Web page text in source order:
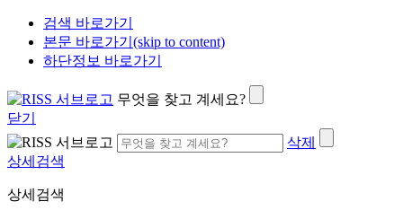
검색 바로가기
본문 바로가기(skip to content)
하단정보 바로가기
무엇을 찾고 계세요?
닫기
삭제
상세검색
상세검색